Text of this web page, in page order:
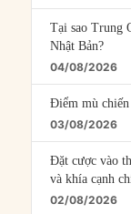
Tại sao Trung
Nhật Bản?
04/08/2026
Điểm mù
03/08/2026
Đặt cược vào
và khía cạnh
02/08/2026